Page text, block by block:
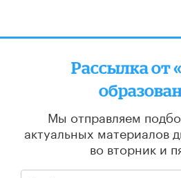
Рассылка от
Мы отправляем
актуальных материалов
во вторник и